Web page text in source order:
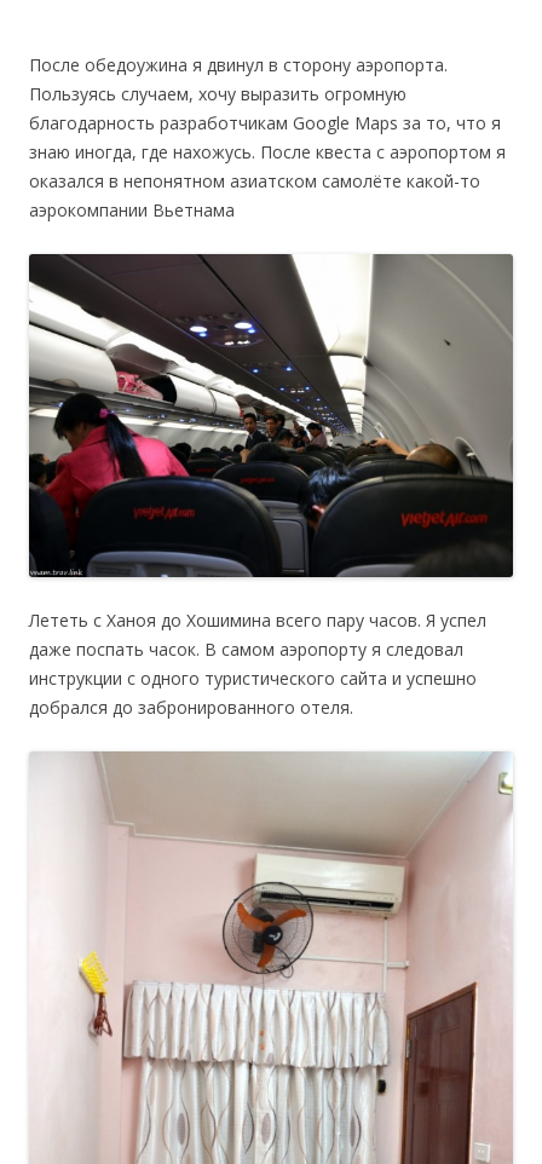
После обедоужина я двинул в сторону аэропорта.
Пользуясь случаем, хочу выразить огромную
благодарность разработчикам Google Maps за то, что я
знаю иногда, где нахожусь. После квеста с аэропортом я
оказался в непонятном азиатском самолёте какой-то
аэрокомпании Вьетнама
Лететь с Ханоя до Хошимина всего пару часов. Я успел
даже поспать часок. В самом аэропорту я следовал
инструкции с одного туристического сайта и успешно
добрался до забронированного отеля.